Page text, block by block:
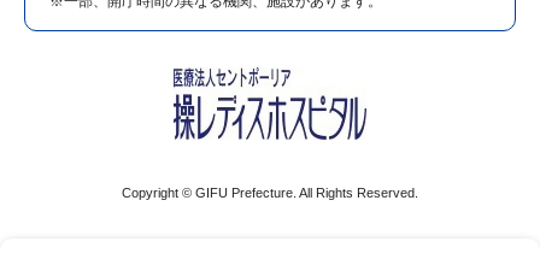
Copyright © GIFU Prefecture. All Rights Reserved.